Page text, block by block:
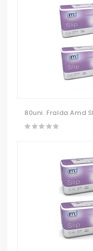
80uni. Fralda Amd